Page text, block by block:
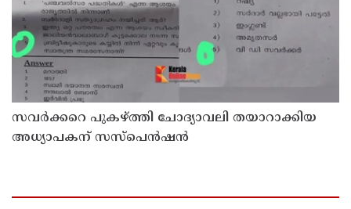
സവര്‍ക്കറെ പുകഴ്ത്തി ചോദ്യാവലി തയാറാക്കിയ
അധ്യാപകന് സസ്‌പെന്‍ഷന്‍